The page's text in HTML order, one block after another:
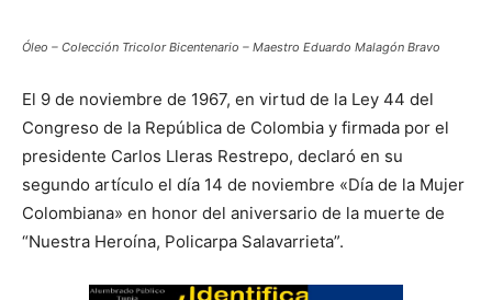
Óleo – Colección Tricolor Bicentenario – Maestro Eduardo Malagón Bravo
El 9 de noviembre de 1967, en virtud de la Ley 44 del
Congreso de la República de Colombia y firmada por el
presidente Carlos Lleras Restrepo, declaró en su
segundo artículo el día 14 de noviembre «Día de la Mujer
Colombiana» en honor del aniversario de la muerte de
“Nuestra Heroína, Policarpa Salavarrieta”.